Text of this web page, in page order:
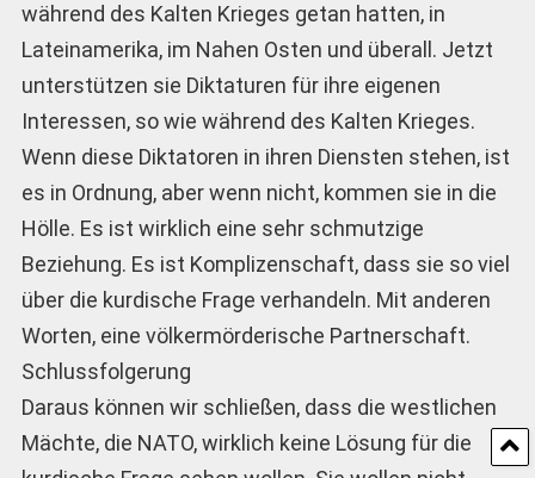
während des Kalten Krieges getan hatten, in
Lateinamerika, im Nahen Osten und überall. Jetzt
unterstützen sie Diktaturen für ihre eigenen
Interessen, so wie während des Kalten Krieges.
Wenn diese Diktatoren in ihren Diensten stehen, ist
es in Ordnung, aber wenn nicht, kommen sie in die
Hölle. Es ist wirklich eine sehr schmutzige
Beziehung. Es ist Komplizenschaft, dass sie so viel
über die kurdische Frage verhandeln. Mit anderen
Worten, eine völkermörderische Partnerschaft.
Schlussfolgerung
Daraus können wir schließen, dass die westlichen
Mächte, die NATO, wirklich keine Lösung für die